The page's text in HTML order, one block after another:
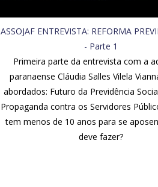
ASSOJAF ENTREVISTA: REFORMA
- Parte 1
Primeira parte da entrevista com a
paranaense Cláudia Salles Vilela
abordados: Futuro da Previdência
Propaganda contra os Servidores
tem menos de 10 anos para se
deve fazer?